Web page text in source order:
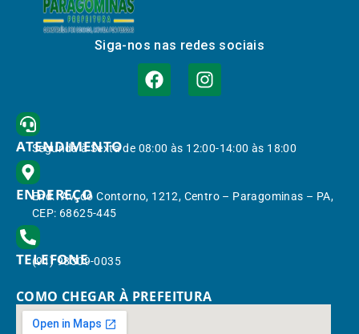
Siga-nos nas redes sociais
ATENDIMENTO
Segunda à Sexta de 08:00 às 12:00-14:00 às 18:00
ENDEREÇO
End.: Av. do Contorno, 1212, Centro – Paragominas – PA,
CEP: 68625-445
TELEFONE
(91) 98309-0035
COMO CHEGAR À PREFEITURA